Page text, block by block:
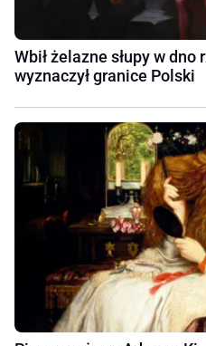
Wbił żelazne słupy w dno
wyznaczył granice Polski